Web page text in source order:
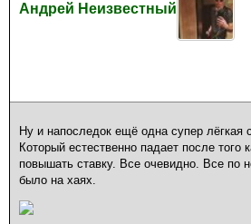
Андрей Неизвестный
Ну и напоследок ещё одна супер лёгкая
Который естественно падает после
повышать ставку. Все очевидно. Все по
было на хаях.